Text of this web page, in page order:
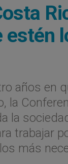
estén
años en
la
la
trabajar
más